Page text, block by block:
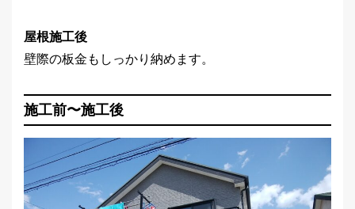
屋根施工後
壁際の板金もしっかり納めます。
施工前〜施工後